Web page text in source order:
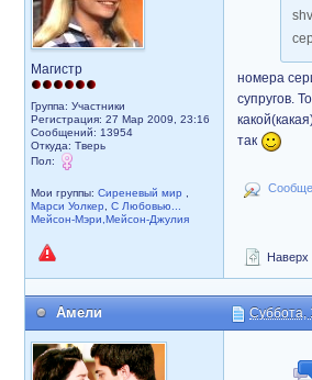
Магистр
Группа: Участники
Регистрация: 27 Мар 2009, 23:16
Сообщений: 13954
Откуда: Тверь
Пол:
Мои группы: Сиреневый мир
Марси Уолкер
С Любовью...
Мейсон-Мэри,Мейсон-Джулия
номера
супругов.
так
Наверх
Амели Суббота,